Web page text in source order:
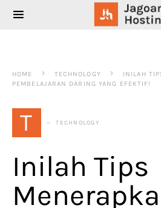
SEARCH FOR:
HOME TECHNOLOGY
INILAH
PEMBELAJARAN DARING YANG EFEKTIF!
T TECHNOLOGY
Inilah Tips